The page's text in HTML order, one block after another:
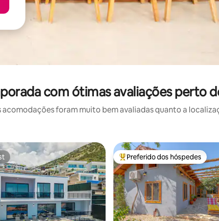
com ótimas avaliações perto
acomodações foram muito bem avaliadas quanto a
Entre os melhores preferidos
Preferido dos hóspedes